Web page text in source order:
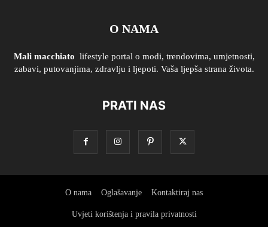
O NAMA
Mali macchiato lifestyle portal o modi, trendovima, umjetnosti,
zabavi, putovanjima, zdravlju i ljepoti. Vaša ljepša strana života.
PRATI NAS
O nama Oglašavanje Kontaktiraj nas
Uvjeti korištenja i pravila privatnosti